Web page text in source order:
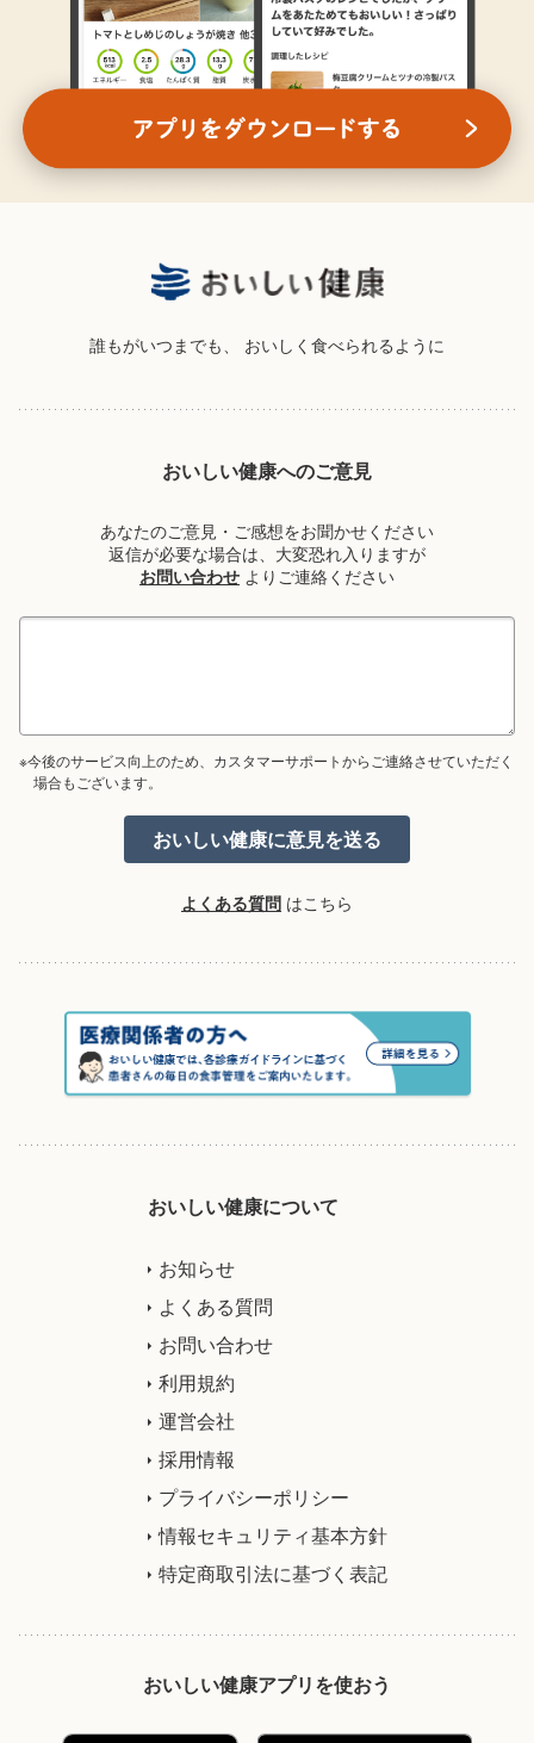
誰もがいつまでも、 おいしく食べられるように
おいしい健康へのご意見
あなたのご意見・ご感想をお聞かせください
返信が必要な場合は、大変恐れ入りますが
お問い合わせ よりご連絡ください
※今後のサービス向上のため、カスタマーサポートからご連絡させていただく
場合もございます。
よくある質問 はこちら
おいしい健康について
お知らせ
よくある質問
お問い合わせ
利用規約
運営会社
採用情報
プライバシーポリシー
情報セキュリティ基本方針
特定商取引法に基づく表記
おいしい健康アプリを使おう